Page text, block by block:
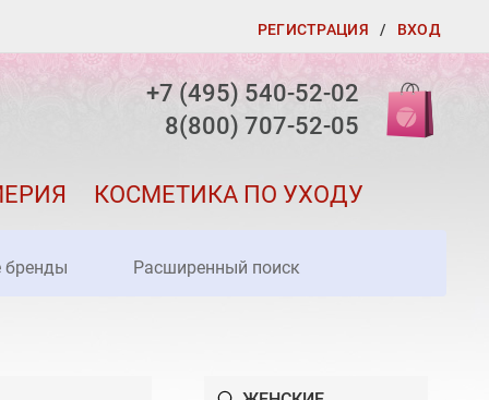
РЕГИСТРАЦИЯ / ВХОД
+7 (495) 540-52-02
8(800) 707-52-05
КОСМЕТИКА ПО УХОДУ
бренды Расширенный поиск